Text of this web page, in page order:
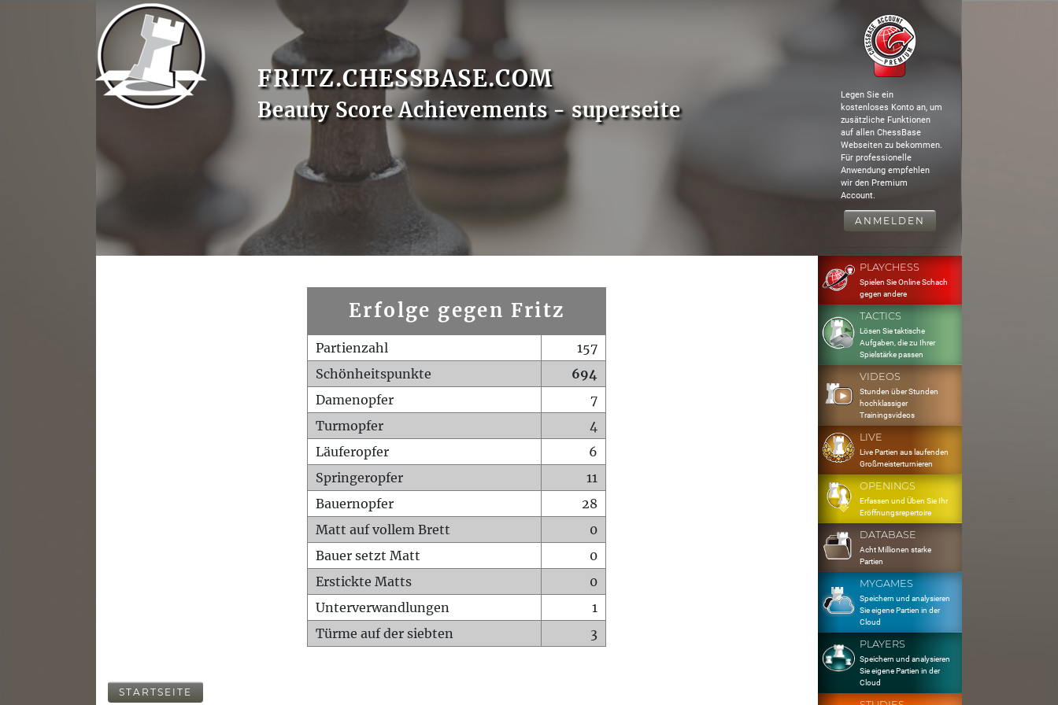
FRITZ.CHESSBASE.COM
Beauty Score Achievements - superseite
Legen Sie ein
kostenloses Konto an, um
zusätzliche Funktionen
auf allen ChessBase
Webseiten zu bekommen.
Für professionelle
Anwendung empfehlen
wir den Premium
Account.
ANMELDEN
Erfolge gegen Fritz
Partienzahl
157
Schönheitspunkte
694
Damenopfer
7
Turmopfer
4
Läuferopfer
6
Springeropfer
11
Bauernopfer
28
Matt auf vollem Brett
0
Bauer setzt Matt
0
Erstickte Matts
0
Unterverwandlungen
1
Türme auf der siebten
3
STARTSEITE
PLAYCHESS
Spielen Sie Online Schach
gegen andere
TACTICS
Lösen Sie taktische
Aufgaben, die zu Ihrer
Spielstärke passen
VIDEOS
Stunden über Stunden
hochklassiger
Trainingsvideos
LIVE
Live Partien aus laufenden
Großmeisterturnieren
OPENINGS
Erfassen und Üben Sie Ihr
Eröffnungsrepertoire
DATABASE
Acht Millionen starke
Partien
MYGAMES
Speichern und analysieren
Sie eigene Partien in der
Cloud
PLAYERS
Speichern und analysieren
Sie eigene Partien in der
Cloud